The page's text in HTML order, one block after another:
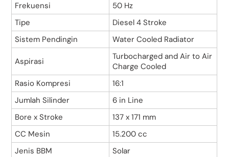
Frekuensi
50 Hz
Tipe
Diesel 4 Stroke
Sistem Pendingin
Water Cooled Radiator
Aspirasi
Turbocharged and Air to Air
Charge Cooled
Rasio Kompresi
16:1
Jumlah Silinder
6 in Line
Bore x Stroke
137 x 171 mm
CC Mesin
15.200 cc
Jenis BBM
Solar